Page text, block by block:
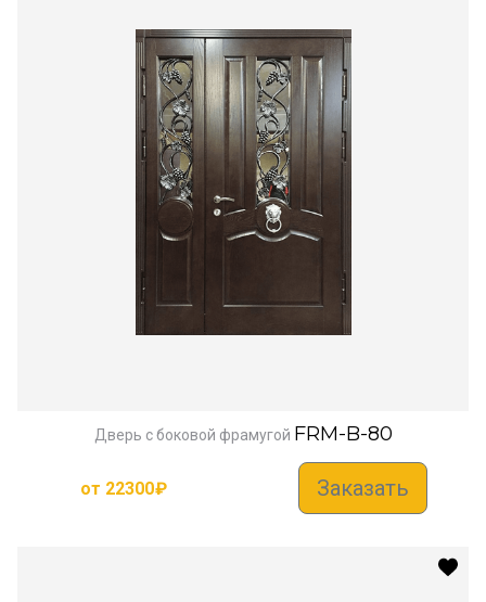
Дверь с боковой фрамугой FRM-B-80
от 22300₽ Заказать